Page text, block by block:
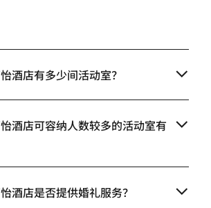
酒店有多少间活动室？
酒店可容纳人数较多的活动室有
酒店是否提供婚礼服务？